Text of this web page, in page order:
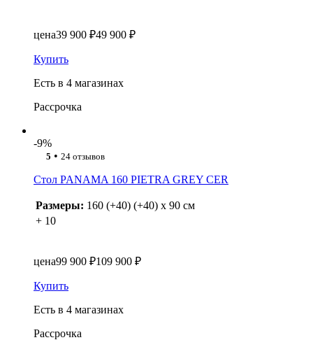
цена39 900 ₽49 900 ₽
Купить
Есть в 4 магазинах
Рассрочка
-9%
5 • 24 отзывов
Стол PANAMA 160 PIETRA GREY CER
Размеры: 160 (+40) (+40) x 90 см
+ 10
цена99 900 ₽109 900 ₽
Купить
Есть в 4 магазинах
Рассрочка